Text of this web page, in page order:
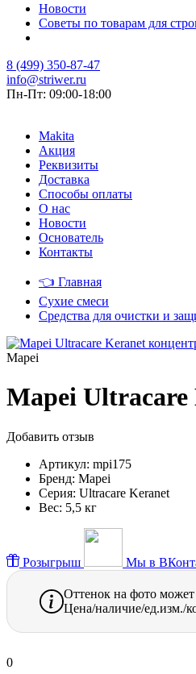
Новости
Советы по товарам для
8 (499) 350-87-47
info@striwer.ru
Пн-Пт: 09:00-18:00
Makita
Акция
Реквизиты
Доставка
Способы оплаты
О нас
Новости
Основатель
Контакты
👈 Главная
Сухие смеси
Средства для очистки и
Mapei
Mapei Ultracare
Добавить отзыв
Артикул: mpi175
Бренд: Mapei
Серия: Ultracare Keranet
Вес: 5,5 кг
Розыгрыш Мы в
Оттенок на фото может
Цена/наличие/ед.изм./
0